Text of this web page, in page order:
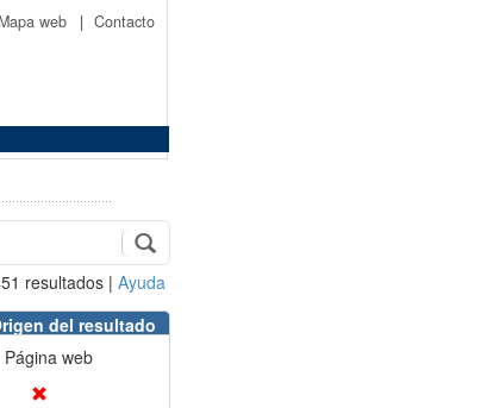
Mapa web | Contacto
resultados | Ayuda
del resultado
Página web